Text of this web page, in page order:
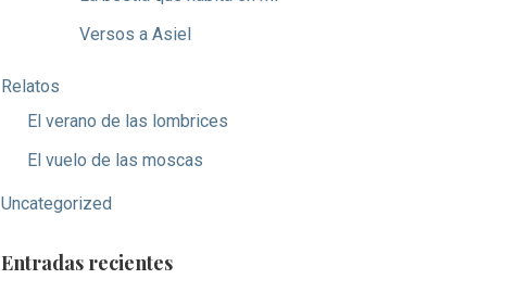
Versos a Asiel
Relatos
El verano de las lombrices
El vuelo de las moscas
Uncategorized
Entradas recientes